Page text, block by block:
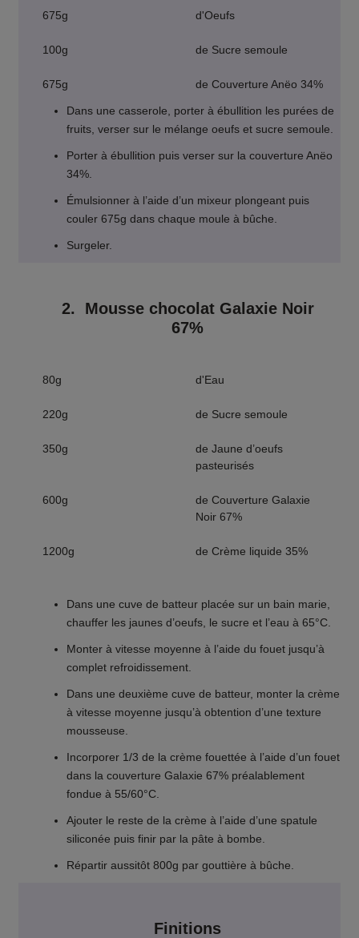
675g d'Oeufs
100g de Sucre semoule
675g de Couverture Anëo 34%
Dans une casserole, porter à ébullition les purées de
fruits, verser sur le mélange oeufs et sucre semoule.
Porter à ébullition puis verser sur la couverture Anëo
34%.
Émulsionner à l’aide d’un mixeur plongeant puis
couler 675g dans chaque moule à bûche.
Surgeler.
2. Mousse chocolat Galaxie Noir
67%
80g d'Eau
220g de Sucre semoule
350g
de Jaune d’oeufs
pasteurisés
600g
de Couverture Galaxie
Noir 67%
1200g de Crème liquide 35%
Dans une cuve de batteur placée sur un bain marie,
chauffer les jaunes d’oeufs, le sucre et l’eau à 65°C.
Monter à vitesse moyenne à l’aide du fouet jusqu’à
complet refroidissement.
Dans une deuxième cuve de batteur, monter la crème
à vitesse moyenne jusqu’à obtention d’une texture
mousseuse.
Incorporer 1/3 de la crème fouettée à l’aide d’un fouet
dans la couverture Galaxie 67% préalablement
fondue à 55/60°C.
Ajouter le reste de la crème à l’aide d’une spatule
siliconée puis finir par la pâte à bombe.
Répartir aussitôt 800g par gouttière à bûche.
Finitions